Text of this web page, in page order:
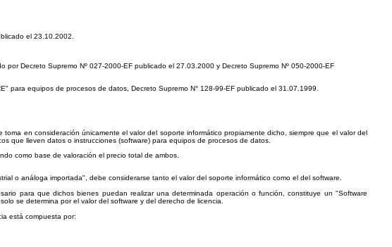
el 23.10.2002.
Decreto Supremo Nº 027-2000-EF publicado el 27.03.2000 y Decreto Supremo Nº 050-2000-EF
para equipos de procesos de datos, Decreto Supremo N° 128-99-EF publicado el 31.07.1999.
en consideración únicamente el valor del soporte informático propiamente dicho, siempre que el valor del
que lleven datos o instrucciones (software) para equipos de procesos de datos.
como base de valoración el precio total de ambos.
o análoga importada", debe considerarse tanto el valor del soporte informático como el del software.
para que dichos bienes puedan realizar una determinada operación o función, constituye un "Software
se determina por el valor del software y del derecho de licencia.
está compuesta por: